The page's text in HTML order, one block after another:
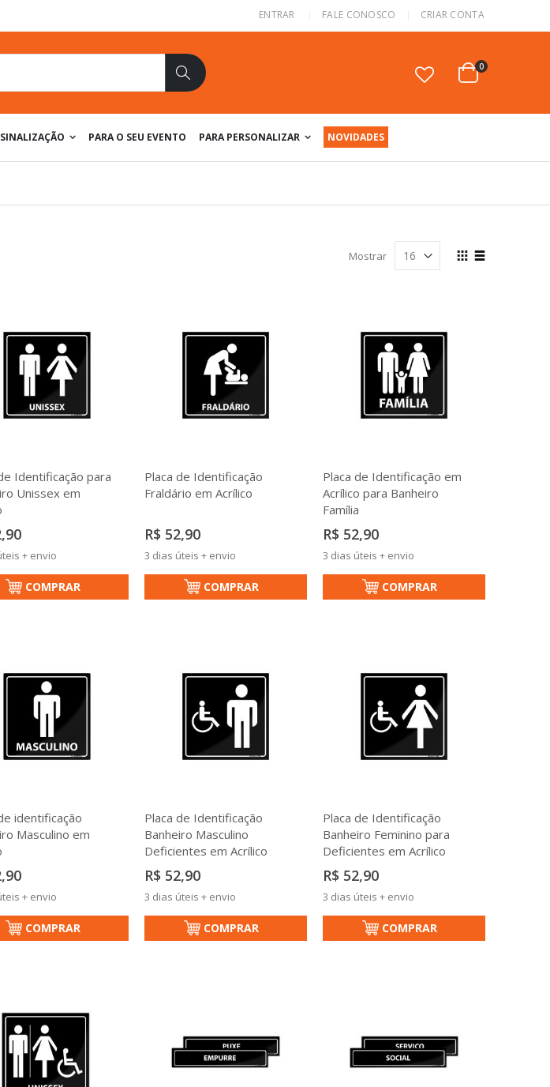
ENTRAR FALE CONOSCO CRIAR CONTA
Cart
0itens
PARA O SEU EVENTO PARA PERSONALIZAR NOVIDADES
Ver
Mostrar
Identificação para
Unissex em
+ envio
COMPRAR
Placa de Identificação
Fraldário em Acrílico
R$ 52,90
3 dias úteis + envio
COMPRAR
Placa de Identificação em
Acrílico para Banheiro
Família
R$ 52,90
3 dias úteis + envio
COMPRAR
identificação
Masculino em
+ envio
COMPRAR
Placa de Identificação
Banheiro Masculino
Deficientes em Acrílico
R$ 52,90
3 dias úteis + envio
COMPRAR
Placa de Identificação
Banheiro Feminino para
Deficientes em Acrílico
R$ 52,90
3 dias úteis + envio
COMPRAR